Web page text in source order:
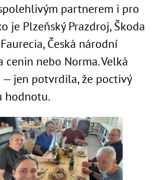
partnerem i pro
je Plzeňský Prazdroj, Škoda
Česká národní
nebo Norma. Velká
— jen potvrdila, že poctivý
hodnotu.